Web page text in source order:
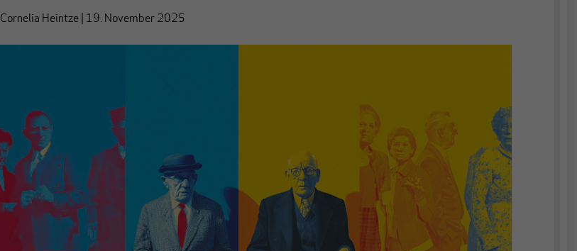
Cornelia Heintze 19. November 2025